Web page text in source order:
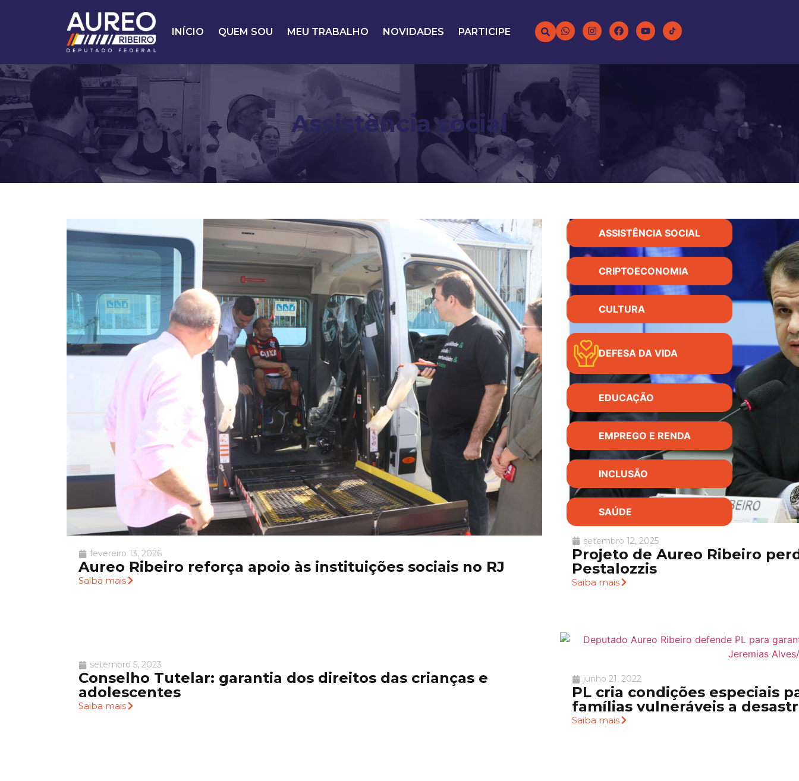
INÍCIO QUEM SOU MEU TRABALHO NOVIDADES PARTICIPE
Assistência social
fevereiro 13, 2026
Aureo Ribeiro reforça apoio às instituições sociais no RJ
Saiba mais
setembro 12, 2025
Projeto de Aureo Ribeiro
Pestalozzis
Saiba mais
setembro 5, 2023
Conselho Tutelar: garantia dos direitos das crianças e
adolescentes
Saiba mais
junho 21, 2022
PL cria condições especiais
famílias vulneráveis a
Saiba mais
ASSISTÊNCIA SOCIAL
CRIPTOECONOMIA
CULTURA
DEFESA DA VIDA
EDUCAÇÃO
EMPREGO E RENDA
INCLUSÃO
SAÚDE